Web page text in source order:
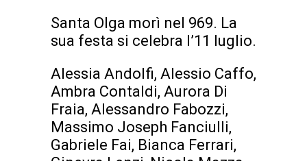
Santa Olga morì nel 969. La
sua festa si celebra l’11 luglio.
Alessia Andolfi, Alessio Caffo,
Ambra Contaldi, Aurora Di
Fraia, Alessandro Fabozzi,
Massimo Joseph Fanciulli,
Gabriele Fai, Bianca Ferrari,